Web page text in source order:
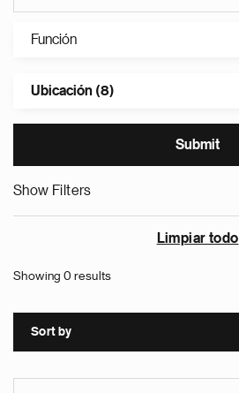
Función
Ubicación (8)
Show Filters
Limpiar todo
Showing 0 results
Sort by